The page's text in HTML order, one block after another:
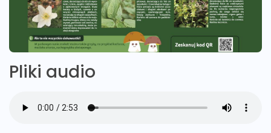
Pliki audio